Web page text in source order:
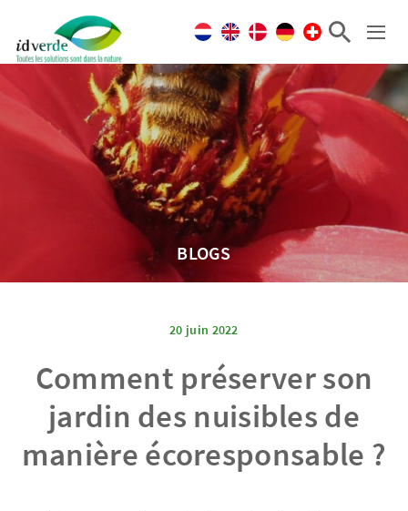
BLOGS
20 juin 2022
Comment préserver son
jardin des nuisibles de
manière écoresponsable ?